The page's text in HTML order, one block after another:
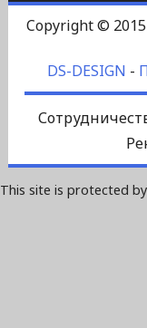
Copyright ©
DS-DESIGN -
This site is protected by